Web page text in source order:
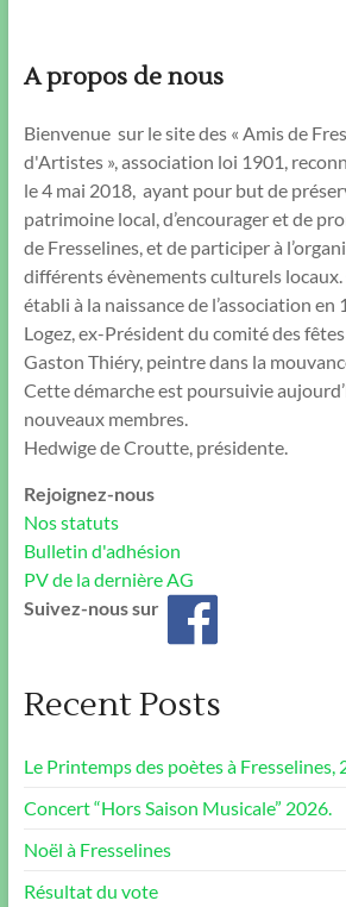
A propos de nous
Bienvenue sur le site des « Amis de
d'Artistes », association loi 1901,
le 4 mai 2018, ayant pour but de
patrimoine local, d’encourager et de
de Fresselines, et de participer à
différents évènements culturels locaux.
établi à la naissance de l’association en
Logez, ex-Président du comité des
Gaston Thiéry, peintre dans la
Cette démarche est poursuivie
nouveaux membres.
Hedwige de Croutte, présidente.
Rejoignez-nous
Nos statuts
Bulletin d'adhésion
PV de la dernière AG
Suivez-nous sur
Recent Posts
Le Printemps des poètes à Fresselines,
Concert “Hors Saison Musicale” 2026.
Noël à Fresselines
Résultat du vote